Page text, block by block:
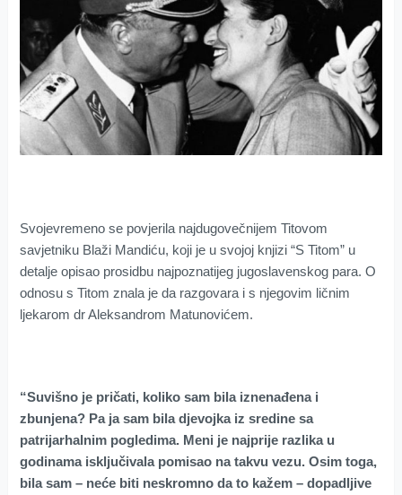
Svojevremeno se povjerila najdugovečnijem Titovom
savjetniku Blaži Mandiću, koji je u svojoj knjizi “S Titom” u
detalje opisao prosidbu najpoznatijeg jugoslavenskog para. O
odnosu s Titom znala je da razgovara i s njegovim ličnim
ljekarom dr Aleksandrom Matunovićem.
“Suvišno je pričati, koliko sam bila iznenađena i
zbunjena? Pa ja sam bila djevojka iz sredine sa
patrijarhalnim pogledima. Meni je najprije razlika u
godinama isključivala pomisao na takvu vezu. Osim toga,
bila sam – neće biti neskromno da to kažem – dopadljive